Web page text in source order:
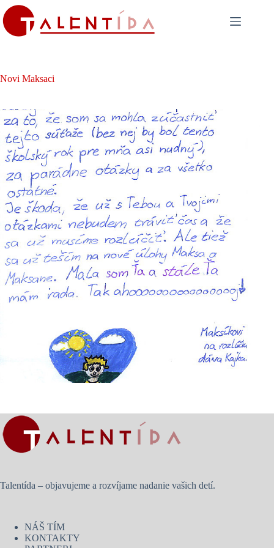
Skip
to
content
Novi Maksaci
Talentída – objavujeme a rozvíjame nadanie vašich detí.
NÁŠ TÍM
KONTAKTY